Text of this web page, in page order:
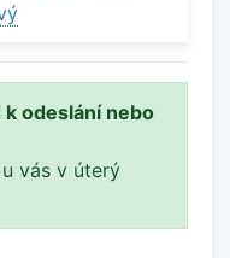
k odeslání nebo
vás v úterý